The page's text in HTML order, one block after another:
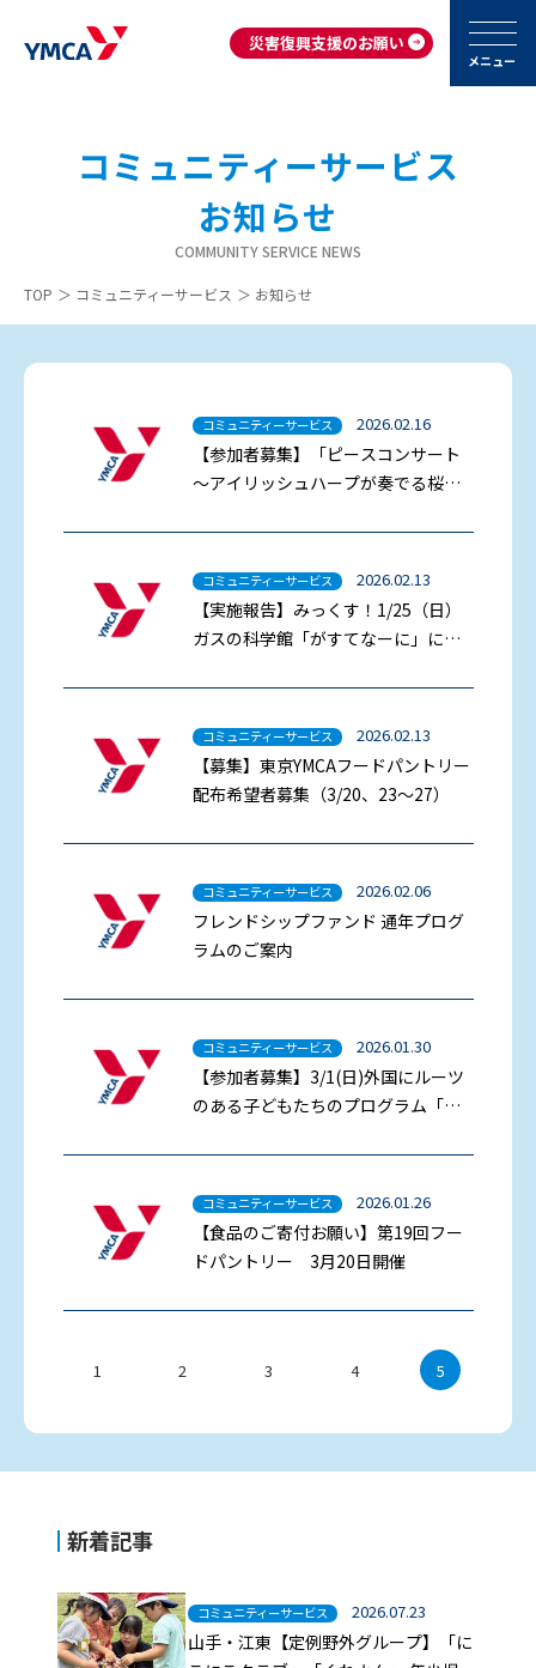
災害復興支援のお願い
メニュー
コミュニティーサービス
お知らせ
COMMUNITY SERVICE NEWS
TOP ＞ コミュニティーサービス ＞ お知らせ
コミュニティーサービス 2026.02.16
【参加者募集】「ピースコンサート
～アイリッシュハープが奏でる桜月
コミュニティーサービス 2026.02.13
【実施報告】みっくす！1/25（日）
ガスの科学館「がすてなーに」に行
コミュニティーサービス 2026.02.13
【募集】東京YMCAフードパントリー
配布希望者募集（3/20、23～27）
コミュニティーサービス 2026.02.06
フレンドシップファンド 通年プログ
ラムのご案内
コミュニティーサービス 2026.01.30
【参加者募集】3/1(日)外国にルーツ
のある子どもたちのプログラム「み
コミュニティーサービス 2026.01.26
【食品のご寄付お願い】第19回フー
ドパントリー 3月20日開催
1 2 3 4 5
新着記事
コミュニティーサービス 2026.07.23
山手・江東【定例野外グループ】「に